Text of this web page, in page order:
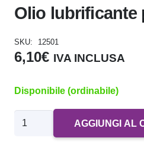
Olio lubrificante
SKU: 12501
6,10€ IVA INCLUSA
Disponibile (ordinabile)
Olio
lubrificante
AGGIUNGI AL